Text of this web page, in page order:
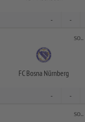
- -
SO..
FC Bosna Nürnberg
- -
SO..